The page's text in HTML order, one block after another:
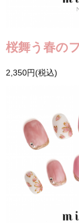
桜舞う春の
2,350円(税込)